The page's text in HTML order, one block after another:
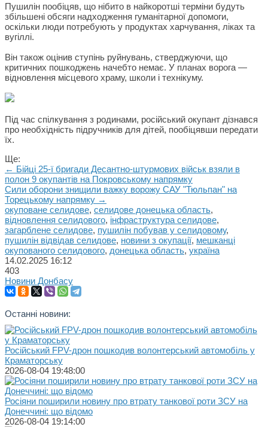
Пушилін пообіцяв, що нібито в найкоротші терміни будуть
збільшені обсяги надходження гуманітарної допомоги,
оскільки люди потребують у продуктах харчування, ліках та
вугіллі.
Він також оцінив ступінь руйнувань, стверджуючи, що
критичних пошкоджень начебто немає. У планах ворога —
відновлення місцевого храму, школи і технікуму.
Під час спілкування з родинами, російський окупант дізнався
про необхідність підручників для дітей, пообіцявши передати
їх.
Ще:
← Бійці 25-ї бригади Десантно-штурмових військ взяли в
полон 9 окупантів на Покровському напрямку
Сили оборони знищили важку ворожу САУ "Тюльпан" на
Торецькому напрямку →
окуповане селидове, селидове донецька область,
відновлення селидового, інфраструктура селидове,
загарблене селидове, пушилін побував у селидовому,
пушилін відвідав селидове, новини з окупації, мешканці
окупованого селидового, донецька область, україна
14.02.2025 16:12
403
Новини Донбасу
Останні новини:
Російський FPV-дрон пошкодив волонтерський автомобіль у
Краматорську
2026-08-04 19:48:00
Росіяни поширили новину про втрату танкової роти ЗСУ на
Донеччині: що відомо
2026-08-04 19:14:00